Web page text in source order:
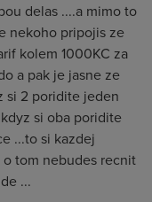
delas ....a mimo to
nekoho pripojis ze
kolem 1000KC za
a pak je jasne ze
si 2 poridite jeden
si oba poridite
...to si kazdej
tom nebudes recnit
...